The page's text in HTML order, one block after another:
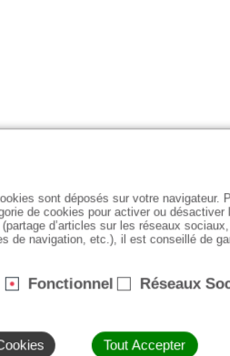
sont déposés sur votre navigateur.
de cookies pour activer ou désactiver
d’articles sur les réseaux
de navigation, etc.), il est conseillé de
Fonctionnel Réseaux
Tout Accepter